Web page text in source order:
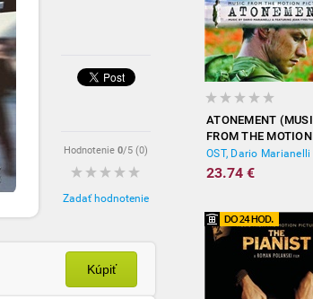
Hodnotenie 0/5 (0)
Zadať hodnotenie
Kúpiť
ATONEMENT
FROM THE MOTION
PICTURE)
OST, Dario Marianelli
23.74 €